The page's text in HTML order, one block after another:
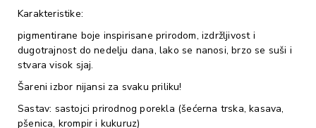
Karakteristike:
pigmentirane boje inspirisane prirodom, izdržljivost i
dugotrajnost do nedelju dana, lako se nanosi, brzo se suši i
stvara visok sjaj.
Šareni izbor nijansi za svaku priliku!
Sastav: sastojci prirodnog porekla (šećerna trska, kasava,
pšenica, krompir i kukuruz)